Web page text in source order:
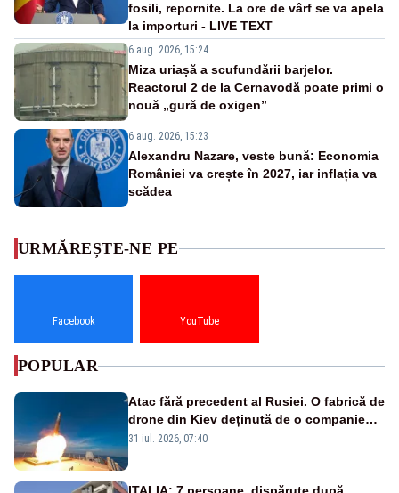
fosili, repornite. La ore de vârf se va apela
la importuri - LIVE TEXT
6 aug. 2026, 15:24
Miza uriașă a scufundării barjelor.
Reactorul 2 de la Cernavodă poate primi o
nouă „gură de oxigen”
6 aug. 2026, 15:23
Alexandru Nazare, veste bună: Economia
României va crește în 2027, iar inflația va
scădea
URMĂREȘTE-NE PE
Facebook YouTube
POPULAR
Atac fără precedent al Rusiei. O fabrică de
drone din Kiev deținută de o companie
americană, distrusă de o rachetă
31 iul. 2026, 07:40